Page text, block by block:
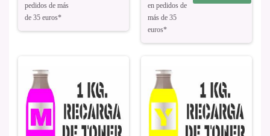
pedidos de más
de 35 euros*
en pedidos de
más de 35
euros*